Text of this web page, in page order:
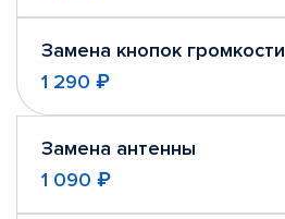
Замена кнопок громкости
1 290 ₽
Замена антенны
1 090 ₽